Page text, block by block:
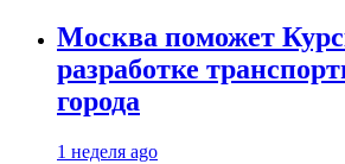
Москва поможет
разработке
города
1 неделя ago